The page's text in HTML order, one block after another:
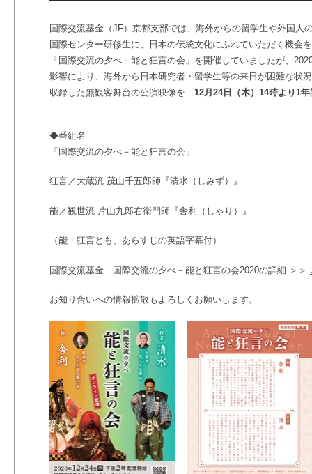
国際交流基金（JF）京都支部では、海外からの留学生や外国人
国際センター研修生に、日本の伝統文化にふれていただく機会
「国際交流の夕べ－能と狂言の会」を開催していましたが、
影響により、海外から日本研究者・留学生等の来日が困難な状
収録した無観客舞台の公演映像を 12月24日（木）14時より1
◆番組名
「国際交流の夕べ－能と狂言の会」
狂言／大蔵流 茂山千五郎師『清水（しみず）』
能／観世流 片山九郎右衛門師『舎利（しゃり）』
（能・狂言とも、あらすじの英語字幕付）
国際交流基金 国際交流の夕べ－能と狂言の会2020の詳細 ＞＞
お知り合いへの情報拡散もよろしくお願いします。